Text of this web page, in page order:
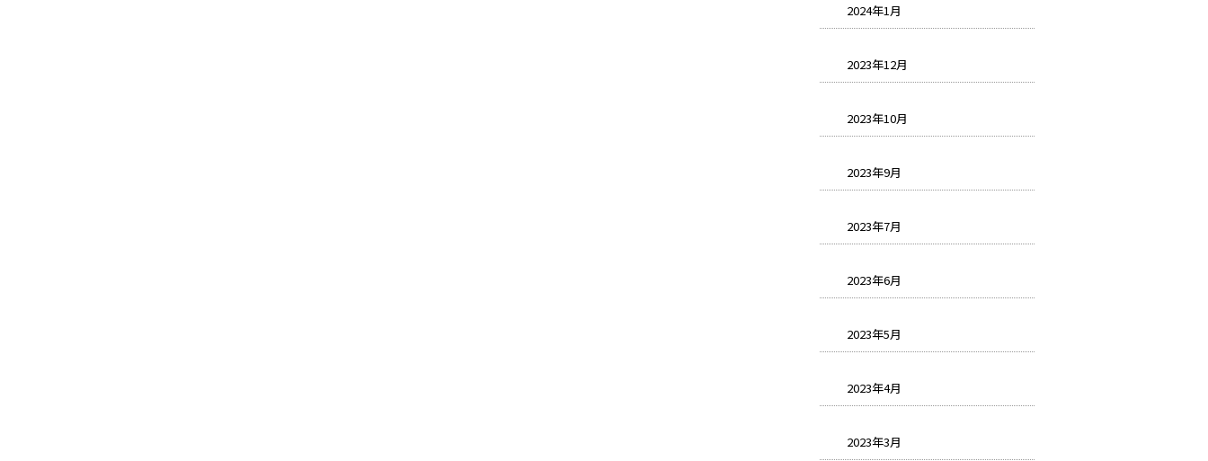
2024年1月
2023年12月
2023年10月
2023年9月
2023年7月
2023年6月
2023年5月
2023年4月
2023年3月